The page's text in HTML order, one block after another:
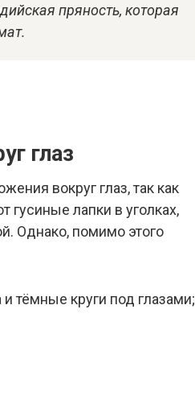
пряность, которая
глаз
вокруг глаз, так как
гусиные лапки в уголках,
Однако, помимо этого
тёмные круги под глазами;